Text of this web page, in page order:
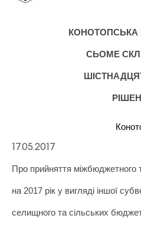
СЬОМЕ
17.05.2017
Про прийняття міжбюджетного
на 2017 рік у вигляді іншої
селищного та сільських